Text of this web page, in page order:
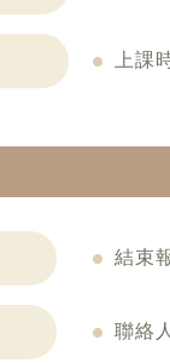
上課
結束
聯絡